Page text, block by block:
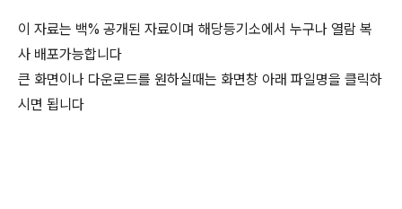
이 자료는 백% 공개된 자료이며 해당등기소에서 누구나 열람 복
사 배포가능합니다
큰 화면이나 다운로드를 원하실때는 화면창 아래 파일명을 클릭하
시면 됩니다